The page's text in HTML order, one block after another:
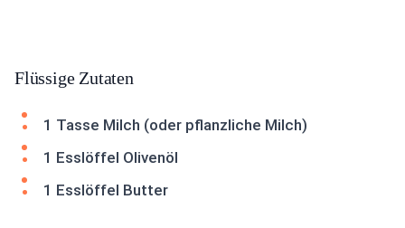
Flüssige Zutaten
1 Tasse Milch (oder pflanzliche Milch)
1 Esslöffel Olivenöl
1 Esslöffel Butter